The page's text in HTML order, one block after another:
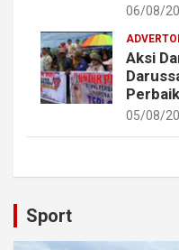
06/08/
Aksi
05/08/
Sport